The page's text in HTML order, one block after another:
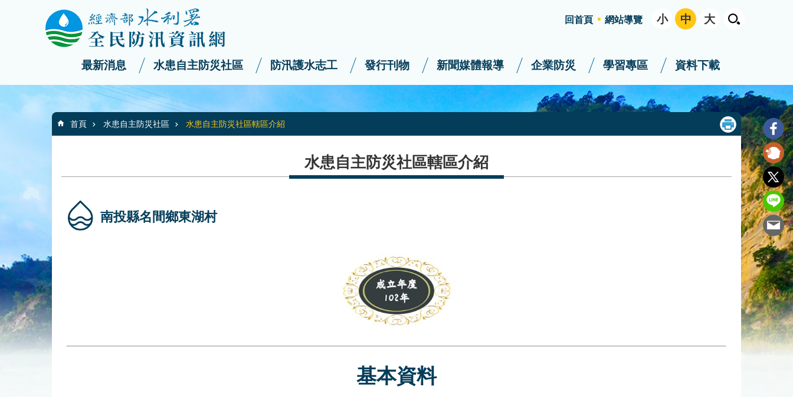
跳到主要內容區塊
回首頁
網站導覽 小 中 大
最新消息 水患自主防災社區 防汛護水志工 發行刊物 新聞媒體報導 企業防災 學習專區 資料下載
:::
首頁 水患自主防災社區 水患自主防災社區轄區介紹
水患自主防災社區轄區介紹
南投縣名間鄉東湖村
基本資料